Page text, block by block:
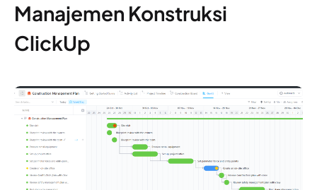
Manajemen Konstruksi
ClickUp